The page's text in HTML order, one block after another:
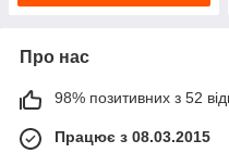
Про нас
98% позитивних з 52
Працює з 08.03.2015